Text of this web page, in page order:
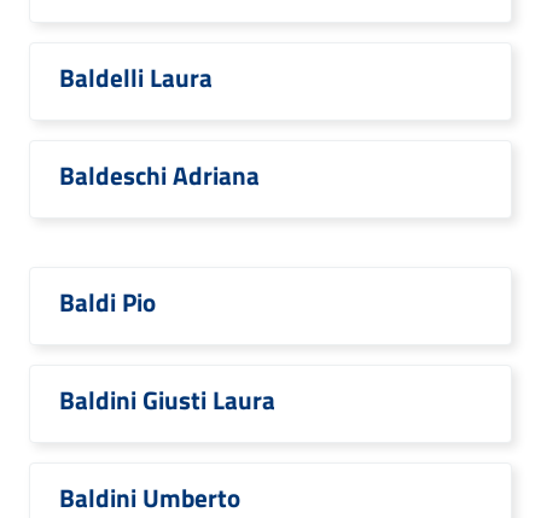
Baldelli Laura
Baldeschi Adriana
Baldi Pio
Baldini Giusti Laura
Baldini Umberto